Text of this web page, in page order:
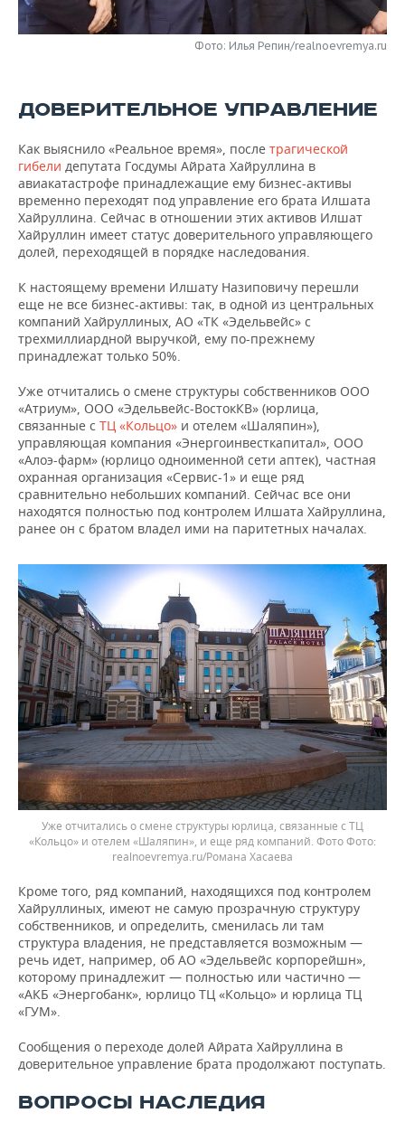
НЕФТЕХИМИЯ
РОЗНИЧНАЯ ТОРГОВЛЯ
УСЛУГИ
НОВОСТИ ТЕХНОЛОГИЙ
МЕДИА
ТЕЛЕКОММУНИКАЦИИ
МЕРОПРИЯТИЯ
ВЫЕЗДНАЯ РЕДАКЦИЯ
БИЗНЕС-БРАНЧИ
ONLINE-КОНФЕРЕНЦИИ
ОТКРЫТАЯ ЛЕКЦИЯ
НОВОСТИ СПОРТА
ФУТБОЛ
ХОККЕЙ
БАСКЕТБОЛ
ВОЛЕЙБОЛ
КИБЕРСПОРТ
ФИГУРНОЕ КАТАНИЕ
ВОДНЫЕ ВИДЫ СПОРТА
ХОККЕЙ С МЯЧОМ
ОБЩЕСТВО
НОВОСТИ ОБЩЕСТВА
ВЛАСТЬ
ИНФРАСТРУКТУРА
ИСТОРИЯ
КУЛЬТУРА
МЕДИЦИНА
ОБРАЗОВАНИЕ
ПРОИСШЕСТВИЯ
ФОТОГАЛЕРЕЯ
СЮЖЕТЫ
СПРАВОЧНИК
СПИСОК ПЕРСОН
СПИСОК КОМПАНИЙ
ПОЛНАЯ ВЕРСИЯ
Фото: Илья Репин/realnoevremya.ru
ДОВЕРИТЕЛЬНОЕ УПРАВЛЕНИЕ
Как выяснило «Реальное время», после трагической
гибели депутата Госдумы Айрата Хайруллина в
авиакатастрофе принадлежащие ему бизнес-активы
временно переходят под управление его брата Илшата
Хайруллина. Сейчас в отношении этих активов Илшат
Хайруллин имеет статус доверительного управляющего
долей, переходящей в порядке наследования.
К настоящему времени Илшату Назиповичу перешли
еще не все бизнес-активы: так, в одной из центральных
компаний Хайруллиных, АО «ТК «Эдельвейс» с
трехмиллиардной выручкой, ему по-прежнему
принадлежат только 50%.
Уже отчитались о смене структуры собственников ООО
«Атриум», ООО «Эдельвейс-ВостокКВ» (юрлица,
связанные с ТЦ «Кольцо» и отелем «Шаляпин»),
управляющая компания «Энергоинвесткапитал», ООО
«Алоэ-фарм» (юрлицо одноименной сети аптек), частная
охранная организация «Сервис-1» и еще ряд
сравнительно небольших компаний. Сейчас все они
находятся полностью под контролем Илшата Хайруллина,
ранее он с братом владел ими на паритетных началах.
Уже отчитались о смене структуры юрлица, связанные с ТЦ
«Кольцо» и отелем «Шаляпин», и еще ряд компаний. Фото
realnoevremya.ru/Романа Хасаева
Кроме того, ряд компаний, находящихся под контролем
Хайруллиных, имеют не самую прозрачную структуру
собственников, и определить, сменилась ли там
структура владения, не представляется возможным —
речь идет, например, об АО «Эдельвейс корпорейшн»,
которому принадлежит — полностью или частично —
«АКБ «Энергобанк», юрлицо ТЦ «Кольцо» и юрлица ТЦ
«ГУМ».
Сообщения о переходе долей Айрата Хайруллина в
доверительное управление брата продолжают поступать.
ВОПРОСЫ НАСЛЕДИЯ